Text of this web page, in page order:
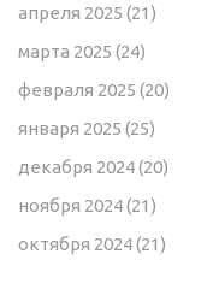
апреля 2025 (21)
марта 2025 (24)
февраля 2025 (20)
января 2025 (25)
декабря 2024(20)
ноября 2024(21)
октября 2024(21)